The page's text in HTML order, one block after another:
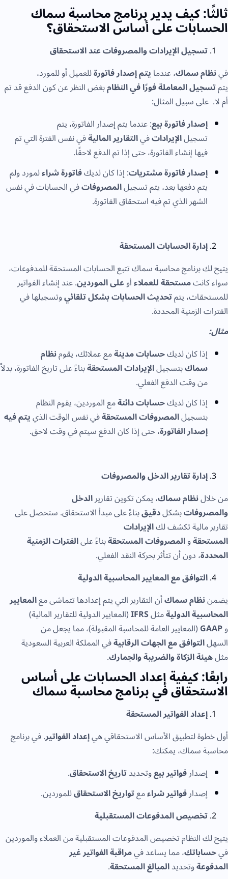
ثالثًا: كيف يدير برنامج محاسبة سماك
الحسابات على أساس الاستحقاق؟
تسجيل الإيرادات والمصروفات عند الاستحقاق
فينظام سماك، عندمايتم إصدار فاتورةللعميل أو للمورد،
يتمتسجيل المعاملة فورًا في النظامبغض النظر عن كون الدفع قد تم
أم لا. على سبيل المثال:
إصدار فاتورة بيع: عندما يتم إصدار الفاتورة، يتم
تسجيلالإيراداتفيالتقارير الماليةفي نفس الفترة التي تم
فيها إنشاء الفاتورة، حتى إذا تم الدفع لاحقًا.
إصدار فاتورة مشتريات: إذا كان لديكفاتورة شراءلمورد ولم
يتم دفعها بعد، يتم تسجيلالمصروفاتفي الحسابات في نفس
الشهر الذي تم فيه استحقاق الفاتورة.
إدارة الحسابات المستحقة
يتيح لك برنامج محاسبة سماك تتبع الحسابات المستحقة للمدفوعات،
سواء كانتمستحقة للعملاءأوعلى الموردين. عند إنشاء الفواتير
للمستحقات، يتمتحديث الحسابات بشكل تلقائيوتسجيلها في
الفترات الزمنية المحددة.
مثال:
إذا كان لديكحسابات مدينةمع عملائك، يقومنظام
سماكبتسجيلالإيرادات المستحقةبناءً على تاريخ الفاتورة، بدلاً
من وقت الدفع الفعلي.
إذا كان لديكحسابات دائنةمع الموردين، يقوم النظام
بتسجيلالمصروفات المستحقةفي نفس الوقت الذييتم فيه
إصدار الفاتورة، حتى إذا كان الدفع سيتم في وقت لاحق.
إدارة تقارير الدخل والمصروفات
من خلالنظام سماك، يمكن تكوين تقاريرالدخل
والمصروفاتبشكلدقيقبناءً على مبدأ الاستحقاق. ستحصل على
تقارير مالية تكشف لكالإيرادات
المستحقةوالمصروفات المستحقةبناءً علىالفترات الزمنية
المحددة، دون أن تتأثر بحركة النقد الفعلي.
التوافق مع المعايير المحاسبية الدولية
يضمننظام سماكأن التقارير التي يتم إعدادها تتماشى معالمعايير
المحاسبية الدوليةمثلIFRS(المعايير الدولية للتقارير المالية)
وGAAP(المعايير العامة للمحاسبة المقبولة)، مما يجعل من
السهلالتوافق مع الجهات الرقابيةفي المملكة العربية السعودية
مثلهيئة الزكاة والضريبة والجمارك.
رابعًا: كيفية إعداد الحسابات على أساس
الاستحقاق في برنامج محاسبة سماك
إعداد الفواتير المستحقة
أول خطوة لتطبيق الأساس الاستحقاقي هيإعداد الفواتير. في برنامج
محاسبة سماك، يمكنك:
إصدارفواتير بيعوتحديدتاريخ الاستحقاق.
إصدارفواتير شراءمعتواريخ الاستحقاقللموردين.
تخصيص المدفوعات المستقبلية
يتيح لك النظام تخصيص المدفوعات المستقبلية من العملاء والموردين
فيحساباتك، مما يساعد فيمراقبة الفواتير غير
المدفوعةوتحديدالمبالغ المستحقة.